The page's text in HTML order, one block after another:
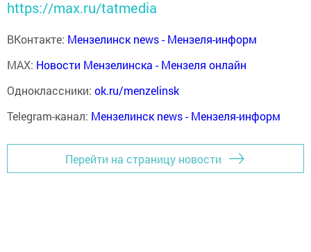
https://max.ru/tatmedia
ВКонтакте: Мензелинск news - Мензеля-информ
MAX: Новости Мензелинска - Мензеля онлайн
Одноклассники: ok.ru/menzelinsk
Telegram-канал: Мензелинск news - Мензеля-информ
Перейти на страницу новости